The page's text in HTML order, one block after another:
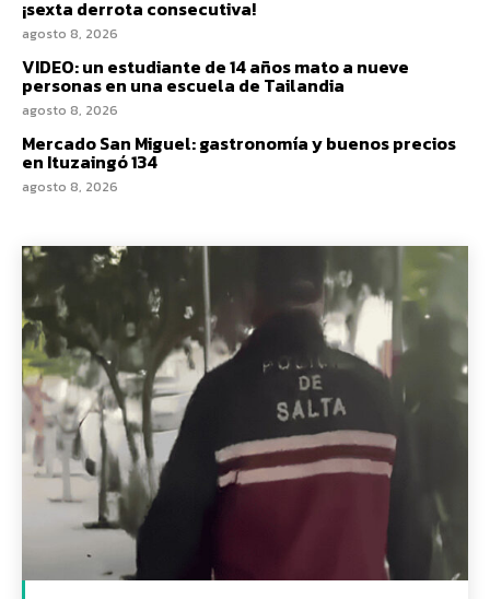
¡sexta derrota consecutiva!
agosto 8, 2026
VIDEO: un estudiante de 14 años mato a nueve
personas en una escuela de Tailandia
agosto 8, 2026
Mercado San Miguel: gastronomía y buenos precios
en Ituzaingó 134
agosto 8, 2026